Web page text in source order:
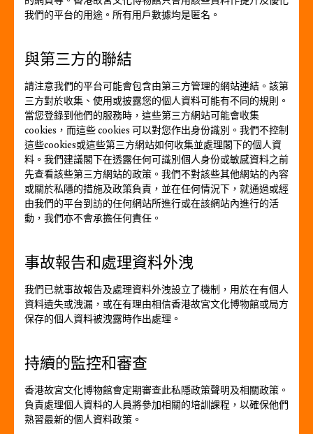
我們的平台的用途。所有用戶數據均是匿名。
與第三方的聯結
請注意我們的平台可能會包含由第三方管理的網站連結。該第
三方對於收集、使用或披露您的個人資料可能有不同的規則。
當您登錄到他們的服務時，這些第三方網站可能會收集
cookies，而這些 cookies 可以對您作出身份識別。我們不控制
這些cookies或這些第三方網站如何收集並處理閣下的個人資
料。我們建議閣下在透露任何可識別個人身份或敏感資料之前
先查看該些第三方網站的政策。我們不對該些其他網站的內容
或關於私隱的措施及政策負責，並在任何情況下，就通過或經
由我們的平台到訪的任何網站所進行或在該網站內進行的活
動，我們亦不會承擔任何責任。
事故報告和處理資料外洩
我們已就事故報告及處理資料外洩設立了機制，用於在有個人
資料遺失或洩漏，或在有理由相信香港故宮文化博物館或局方
保存的個人資料被洩露時作出處理。
持續的監控和審查
香港故宮文化博物館會定期審查此私隱政策聲明及相關政策。
負責處理個人資料的人員將參加相關的培訓課程，以確保他們
熟習最新的個人資料政策。